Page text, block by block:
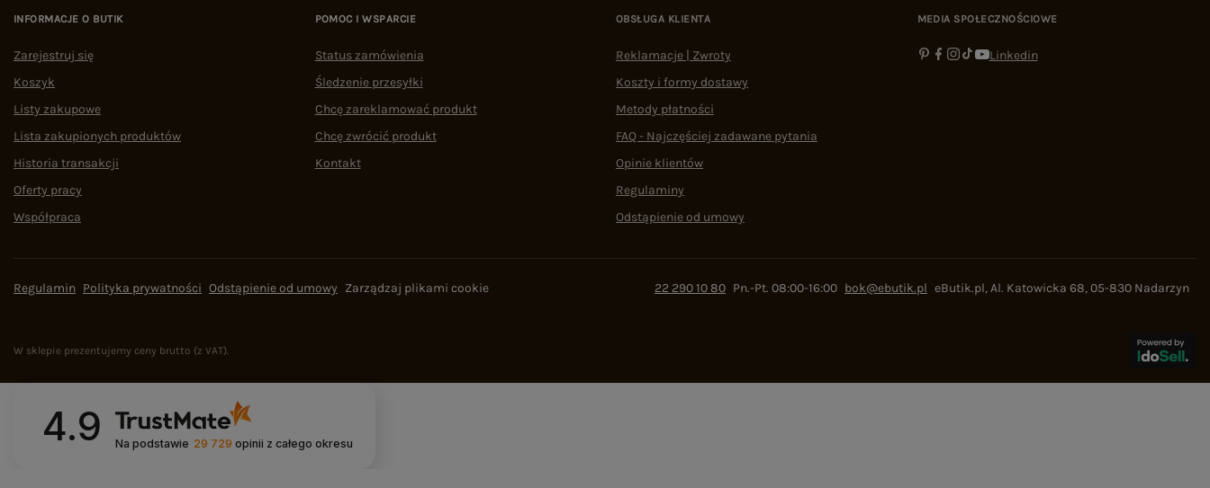
INFORMACJE O BUTIK
Zarejestruj się
Koszyk
Listy zakupowe
Lista zakupionych produktów
Historia transakcji
Oferty pracy
Współpraca
POMOC I WSPARCIE
Status zamówienia
Śledzenie przesyłki
Chcę zareklamować produkt
Chcę zwrócić produkt
Kontakt
OBSŁUGA KLIENTA
Reklamacje | Zwroty
Koszty i formy dostawy
Metody płatności
FAQ - Najczęściej zadawane pytania
Opinie klientów
Regulaminy
Odstąpienie od umowy
MEDIA SPOŁECZNOŚCIOWE
Linkedin
Regulamin Polityka prywatności Odstąpienie od umowy Zarządzaj plikami cookie 22 290 10 80 Pn.-Pt. 08:00-16:00 bok@ebutik.pl eButik.pl,Al. Katowicka 68,05-830 Nadarzyn
W sklepie prezentujemy ceny brutto (z VAT).
4.9 Na podstawie 29 729 opinii z całego okresu